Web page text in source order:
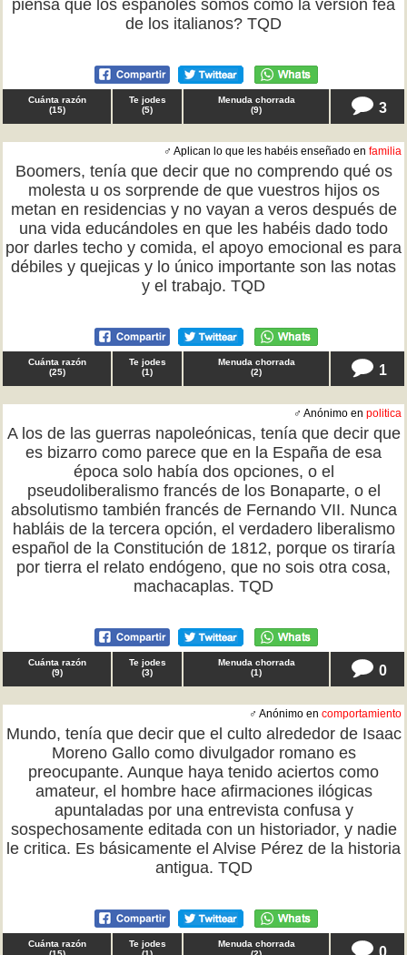
piensa que los españoles somos como la versión fea
de los italianos? TQD
Cuánta razón
(15)
Te jodes
(5)
Menuda chorrada
(9) 3
♂ Aplican lo que les habéis enseñado en familia
Boomers, tenía que decir que no comprendo qué os
molesta u os sorprende de que vuestros hijos os
metan en residencias y no vayan a veros después de
una vida educándoles en que les habéis dado todo
por darles techo y comida, el apoyo emocional es para
débiles y quejicas y lo único importante son las notas
y el trabajo. TQD
Cuánta razón
(25)
Te jodes
(1)
Menuda chorrada
(2) 1
♂ Anónimo en politica
A los de las guerras napoleónicas, tenía que decir que
es bizarro como parece que en la España de esa
época solo había dos opciones, o el
pseudoliberalismo francés de los Bonaparte, o el
absolutismo también francés de Fernando VII. Nunca
habláis de la tercera opción, el verdadero liberalismo
español de la Constitución de 1812, porque os tiraría
por tierra el relato endógeno, que no sois otra cosa,
machacaplas. TQD
Cuánta razón
(9)
Te jodes
(3)
Menuda chorrada
(1) 0
♂ Anónimo en comportamiento
Mundo, tenía que decir que el culto alrededor de Isaac
Moreno Gallo como divulgador romano es
preocupante. Aunque haya tenido aciertos como
amateur, el hombre hace afirmaciones ilógicas
apuntaladas por una entrevista confusa y
sospechosamente editada con un historiador, y nadie
le critica. Es básicamente el Alvise Pérez de la historia
antigua. TQD
Cuánta razón
Te jodes
Menuda chorrada
0